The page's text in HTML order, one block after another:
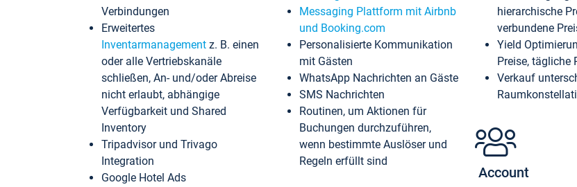
Verbindungen
Erweitertes
Inventarmanagement z. B. einen
oder alle Vertriebskanäle
schließen, An- und/oder Abreise
nicht erlaubt, abhängige
Verfügbarkeit und Shared
Inventory
Tripadvisor und Trivago
Integration
Google Hotel Ads
Messaging Plattform mit Airbnb
und Booking.com
Personalisierte Kommunikation
mit Gästen
WhatsApp Nachrichten an Gäste
SMS Nachrichten
Routinen, um Aktionen für
Buchungen durchzuführen,
wenn bestimmte Auslöser und
Regeln erfüllt sind
hierarchische
verbundene
Yield
Preise, tägliche
Verkauf
Account